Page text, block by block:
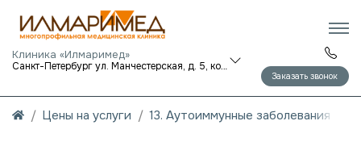
Клиника «Илмаримед»
Санкт-Петербург ул. Манчестерская, д. 5, корп. 1
Заказать звонок
Цены на услуги 13. Аутоиммунные заболевания